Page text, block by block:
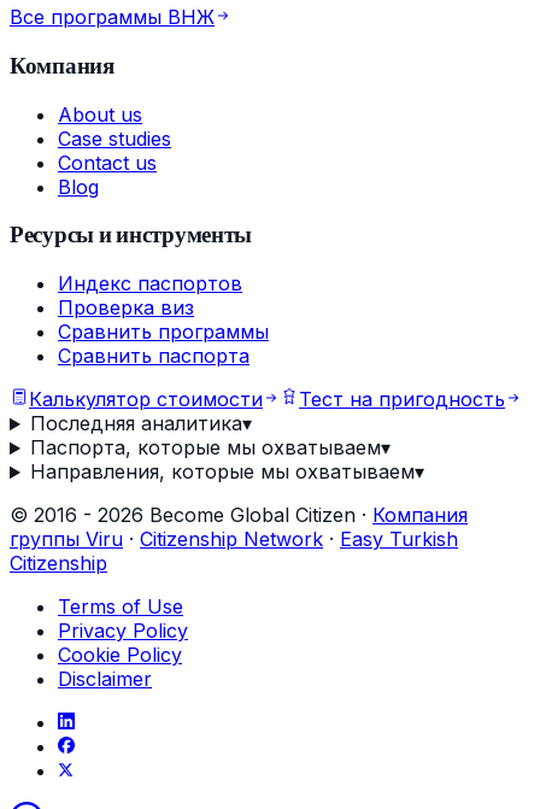
Все программы ВНЖ
Компания
About us
Case studies
Contact us
Blog
Ресурсы и инструменты
Индекс паспортов
Проверка виз
Сравнить программы
Сравнить паспорта
Калькулятор стоимости
Тест на пригодность
Последняя аналитика▾
Паспорта, которые мы охватываем▾
Направления, которые мы охватываем▾
© 2016 - 2026 Become Global Citizen · Компания
группы Viru · Citizenship Network · Easy Turkish
Citizenship
Terms of Use
Privacy Policy
Cookie Policy
Disclaimer